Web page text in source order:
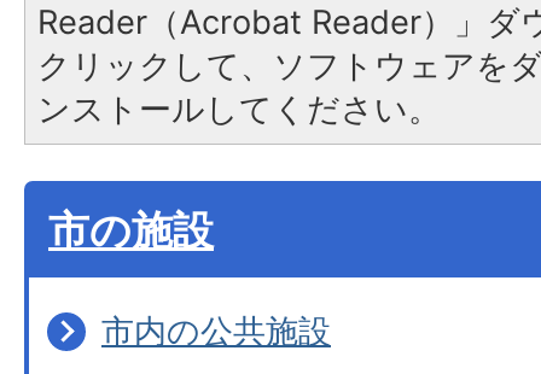
Reader（Acrobat Reader）」ダ
クリックして、ソフトウェアを
ンストールしてください。
市の施設
市内の公共施設